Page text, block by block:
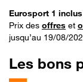
Eurosport 1
Prix des offres et
jusqu’au 19/08/
Les bons